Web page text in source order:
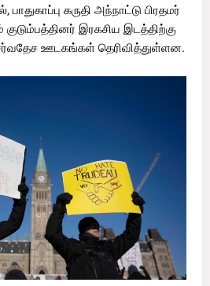
கருதி அந்நாட்டு பிரதமர்
இரகசிய இடத்திற்கு
ஊடகங்கள் தெரிவித்துள்ளன.